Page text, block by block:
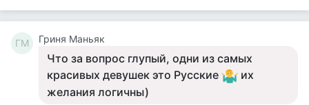
ГМ Гриня Маньяк
Что за вопрос глупый, одни из самых
красивых девушек это Русские
их
желания логичны)